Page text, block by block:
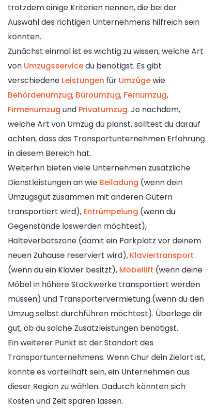
trotzdem einige Kriterien nennen, die bei der
Auswahl des richtigen Unternehmens hilfreich sein
könnten.
Zunächst einmal ist es wichtig zu wissen, welche Art
von Umzugsservicedu benötigst. Es gibt
verschiedene Leistungen für Umzügewie
Behördenumzug, Büroumzug, Fernumzug,
Firmenumzug und Privatumzug. Je nachdem,
welche Art von Umzug du planst, solltest du darauf
achten, dass das Transportunternehmen Erfahrung
in diesem Bereich hat.
Weiterhin bieten viele Unternehmen zusätzliche
Dienstleistungen an wie Beiladung (wenn dein
Umzugsgut zusammen mit anderen Gütern
transportiert wird), Entrümpelung (wenn du
Gegenstände loswerden möchtest),
Halteverbotszone (damit ein Parkplatz vor deinem
neuen Zuhause reserviert wird), Klaviertransport
(wenn du ein Klavier besitzt), Möbellift (wenn deine
Möbel in höhere Stockwerke transportiert werden
müssen) und Transportervermietung (wenn du den
Umzug selbst durchführen möchtest). Überlege dir
gut, ob du solche Zusatzleistungen benötigst.
Ein weiterer Punkt ist der Standort des
Transportunternehmens. Wenn Chur dein Zielort ist,
könnte es vorteilhaft sein, ein Unternehmen aus
dieser Region zu wählen. Dadurch könnten sich
Kosten und Zeit sparen lassen.